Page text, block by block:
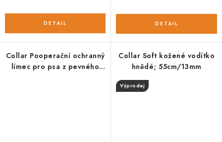
Collar Pooperační ochranný
límec pro psa z pevného
Collar Soft kožené vodítko
hnědé; 55cm/13mm
Výprodej